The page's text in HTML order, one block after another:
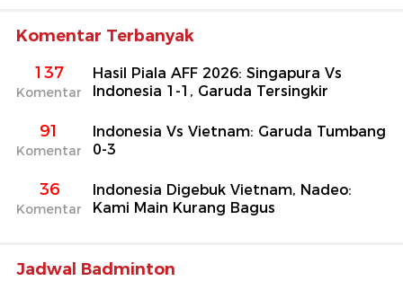
Komentar Terbanyak
137
Komentar
Hasil Piala AFF 2026: Singapura Vs
Indonesia 1-1, Garuda Tersingkir
91
Komentar
Indonesia Vs Vietnam: Garuda Tumbang
0-3
36
Komentar
Indonesia Digebuk Vietnam, Nadeo:
Kami Main Kurang Bagus
Jadwal Badminton